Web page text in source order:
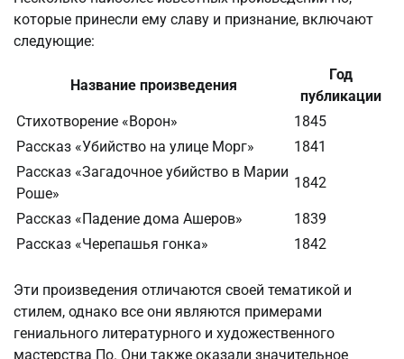
которые принесли ему славу и признание, включают
следующие:
Название произведения
Год
публикации
Стихотворение «Ворон»
1845
Рассказ «Убийство на улице Морг»
1841
Рассказ «Загадочное убийство в Марии
Роше»
1842
Рассказ «Падение дома Ашеров»
1839
Рассказ «Черепашья гонка»
1842
Эти произведения отличаются своей тематикой и
стилем, однако все они являются примерами
гениального литературного и художественного
мастерства По. Они также оказали значительное